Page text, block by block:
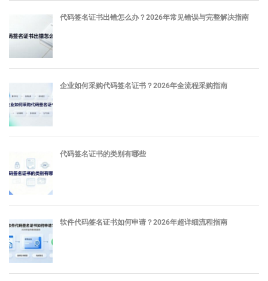
代码签名证书出错怎么办？2026年常见错误与完整解决指南
企业如何采购代码签名证书？2026年全流程采购指南
代码签名证书的类别有哪些
软件代码签名证书如何申请？2026年超详细流程指南